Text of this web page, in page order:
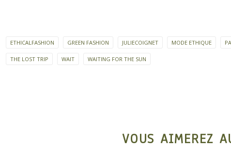
ETHICALFASHION GREEN FASHION JULIECOIGNET MODE ETHIQUE
THE LOST TRIP WAIT WAITING FOR THE SUN
VOUS AIMEREZ